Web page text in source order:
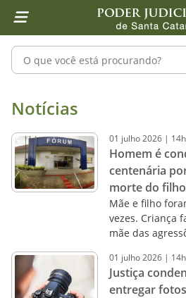
1 Ir para o conteúdo
2 Ir para a ferramenta de
4 Ir para o menu principal
5 Ir para a pesquisa
6 Ir para o rodapé
7 Ir para a página inicial
Pesquisar no portal
Notícias - Imprensa
Notícias
01 julho2026 |
Homem é
centenária
morte do
Mãe e filho
vezes. Criança
mãe das
01 julho2026 |
Justiça
entregar